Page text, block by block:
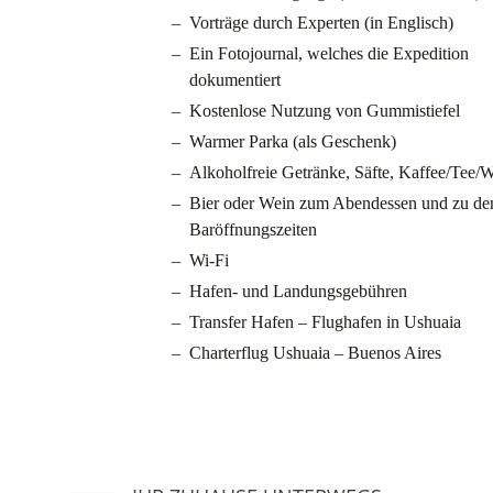
Gesicht. Besuchen Sie noch letzte Vorträge vom
das Schiff begleiten.
14. Tag: Ausschiffung Ushuaia und Flug Buenos
Nach dem Frühstück Ausschiffung am Morgen in
Vorträge durch Experten (in Englisch)
Ein Fotojournal, welches die Expedition
dokumentiert
Kostenlose Nutzung von Gummistiefel
Warmer Parka (als Geschenk)
Alkoholfreie Getränke, Säfte, Kaffee/Tee/
Bier oder Wein zum Abendessen und zu
Baröffnungszeiten
Wi-Fi
Hafen- und Landungsgebühren
Transfer Hafen – Flughafen in Ushuaia
Charterflug Ushuaia – Buenos Aires